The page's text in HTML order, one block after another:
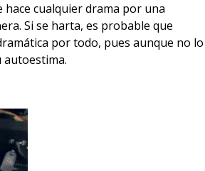
cualquier drama por una
Si se harta, es probable que
por todo, pues aunque no lo
autoestima.